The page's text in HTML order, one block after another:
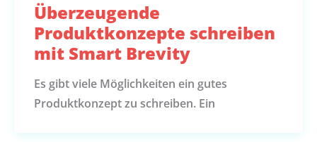
Überzeugende
Produktkonzepte schreiben
mit Smart Brevity
Es gibt viele Möglichkeiten ein gutes
Produktkonzept zu schreiben. Ein